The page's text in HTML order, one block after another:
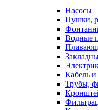
Насосы
Пушки,
Водные
Кабель
Трубы,